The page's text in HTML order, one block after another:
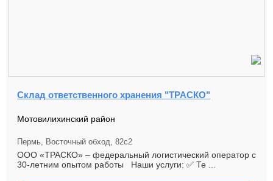
Склад ответственного хранения "ТРАСКО"
Мотовилихинский район
Пермь, Восточный обход, 82с2
ООО «ТРАСКО» – федеральный логистический оператор с
30-летним опытом работы Наши услуги: ✅ Те ...